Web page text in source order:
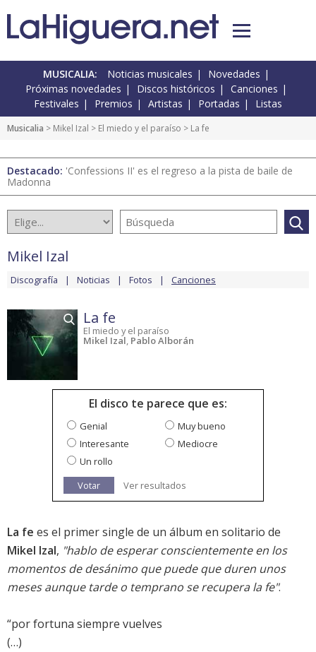
MUSICALIA: Noticias musicales
Novedades
Próximas novedades
Discos históricos
Canciones
Festivales
Premios Artistas Portadas Listas
Musicalia > Mikel Izal > El miedo y el paraíso > La fe
Destacado: 'Confessions II' es el regreso a la pista de baile de
Madonna
Mikel Izal
Discografía Noticias Fotos Canciones
La fe
El miedo y el paraíso
Mikel Izal, Pablo Alborán
El disco te parece que es:
Genial
Muy bueno
Interesante
Mediocre
Un rollo
Votar
Ver resultados
La fe es el primer single de un álbum en solitario de
Mikel Izal, "hablo de esperar conscientemente en los
momentos de desánimo que puede que duren unos
meses aunque tarde o temprano se recupera la fe".
“por fortuna siempre vuelves
(…)